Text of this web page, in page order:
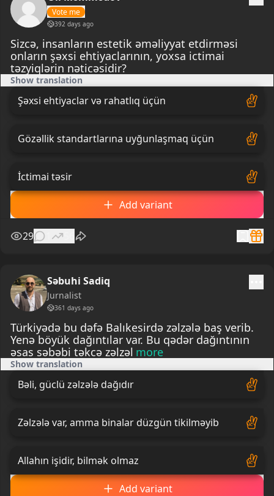
Vote me
392 days ago
Sizcə, insanların estetik əməliyyat etdirməsi
onların şəxsi ehtiyaclarının, yoxsa ictimai
təzyiqlərin nəticəsidir?
Show translation
Şəxsi ehtiyaclar və rahatlıq üçün
Gözəllik standartlarına uyğunlaşmaq üçün
İctimai təsir
Add variant
29
Səbuhi Sadiq
Jurnalist
361 days ago
Türkiyədə bu dəfə Balıkesirdə zəlzələ baş verib.
Yenə böyük dağıntılar var. Bu qədər dağıntının
əsas səbəbi təkcə zəlzəl more
Show translation
Bəli, güclü zəlzələ dağıdır
Zəlzələ var, amma binalar düzgün tikilməyib
Allahın işidir, bilmək olmaz
Add variant